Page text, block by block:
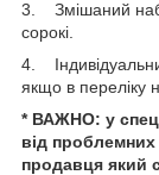
3. Змішаний
сорокі.
4.
якщо в переліку
* ВАЖНО: у
від проблемних
продавця який